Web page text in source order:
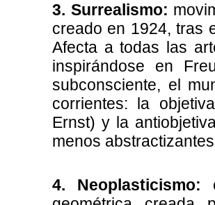
3. Surrealismo:
creado en 1924, tras
Afecta a todas las
inspirándose en
subconsciente, el
corrientes: la
Ernst) y la
menos
4. Neoplasticismo: